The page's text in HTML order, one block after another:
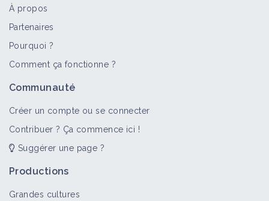
Mettre en place des dispositifs
À propos
Partenaires
Pourquoi ?
Comment ça fonctionne ?
Communauté
Créer un compte ou se connecter
Contribuer ? Ça commence ici !
Suggérer une page ?
Productions
Grandes cultures